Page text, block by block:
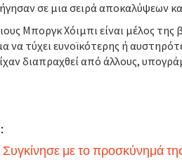
σε μια σειρά αποκαλύψεων
Μποργκ Χόιμπι είναι μέλος της
να τύχει ευνοϊκότερης ή
διαπραχθεί από άλλους,
με το προσκύνημά